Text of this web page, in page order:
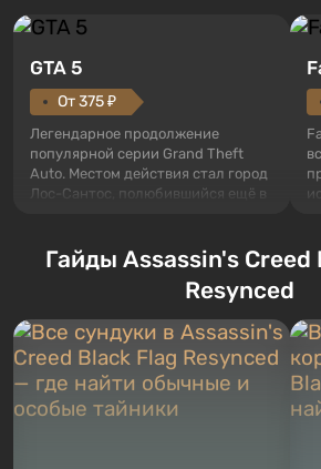
GTA 5
От 375 ₽
Легендарное продолжение
популярной серии Grand Theft
Auto. Местом действия стал город
Лос-Сантос, полюбившийся ещё в
сразу трех персонажей: Майкла,
Тревора и Франклина, между
Жанр и...
Гайды Assassin's Creed
Resynced